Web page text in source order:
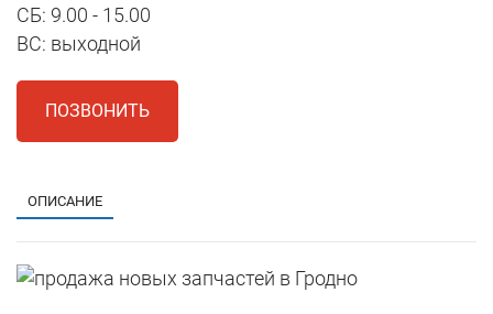
СБ: 9.00 - 15.00
ВС: выходной
ПОЗВОНИТЬ
ОПИСАНИЕ